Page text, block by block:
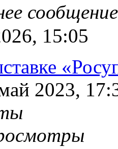
15:05
2023,